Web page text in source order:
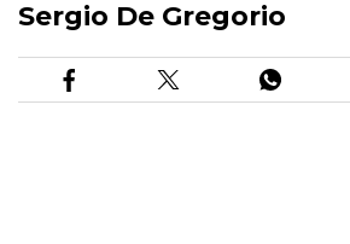
Sergio De Gregorio